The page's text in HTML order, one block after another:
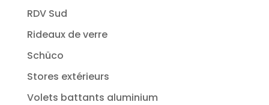
RDV Sud
Rideaux de verre
Schüco
Stores extérieurs
Volets battants aluminium